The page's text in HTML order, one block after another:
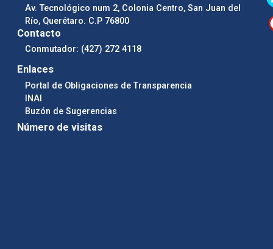
Av. Tecnológico num 2, Colonia Centro, San Juan del
Río, Querétaro. C.P 76800
Contacto
Conmutador: (427) 272 4118
Enlaces
Portal de Obligaciones de Transparencia
INAI
Buzón de Sugerencias
Número de visitas